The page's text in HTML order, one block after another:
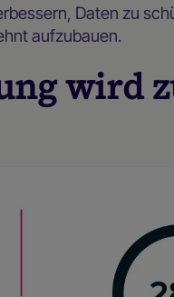
Daten zu
aufzubauen.
wird